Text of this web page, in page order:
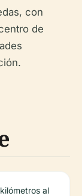
con
de
al